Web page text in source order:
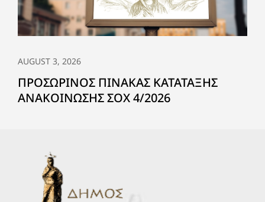
AUGUST 3, 2026
ΠΡΟΣΩΡΙΝΟΣ ΠΙΝΑΚΑΣ ΚΑΤΑΤΑΞΗΣ
ΑΝΑΚΟΙΝΩΣΗΣ ΣΟΧ 4/2026